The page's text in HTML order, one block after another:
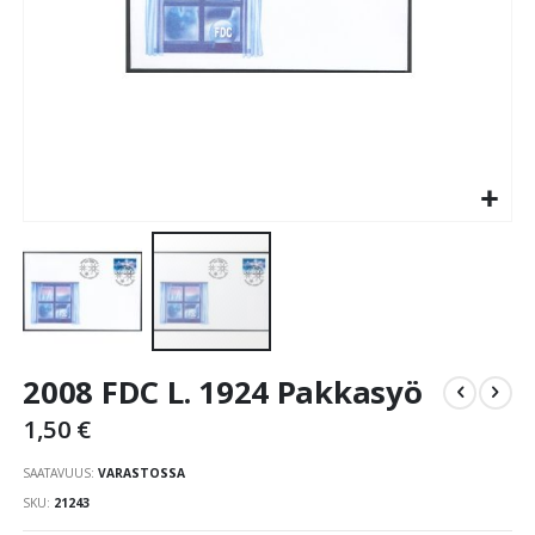
to
beginning
images
2008 FDC L. 1924 Pakkasyö
1,50 €
SAATAVUUS: VARASTOSSA
SKU 21243